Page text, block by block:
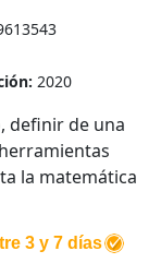
2020
3 y 7 días
definir de una
la matemática